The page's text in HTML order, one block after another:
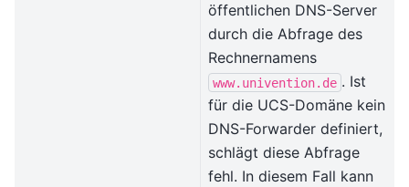
öffentlichen DNS-Server
durch die Abfrage des
Rechnernamens
www.univention.de . Ist
für die UCS-Domäne kein
DNS-Forwarder definiert,
schlägt diese Abfrage
fehl. In diesem Fall kann